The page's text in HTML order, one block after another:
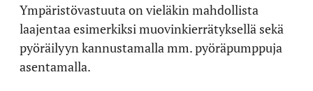
Ympäristövastuuta on vieläkin mahdollista
laajentaa esimerkiksi muovinkierrätyksellä sekä
pyöräilyyn kannustamalla mm. pyöräpumppuja
asentamalla.